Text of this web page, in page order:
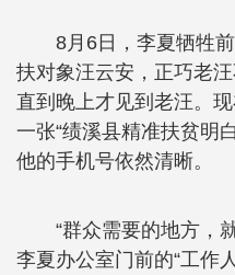
8月6日，李夏牺牲
扶对象汪云安，正巧老
直到晚上才见到老汪。
一张“绩溪县精准扶贫明
他的手机号依然清晰。
“群众需要的地方，
李夏办公室门前的“工作